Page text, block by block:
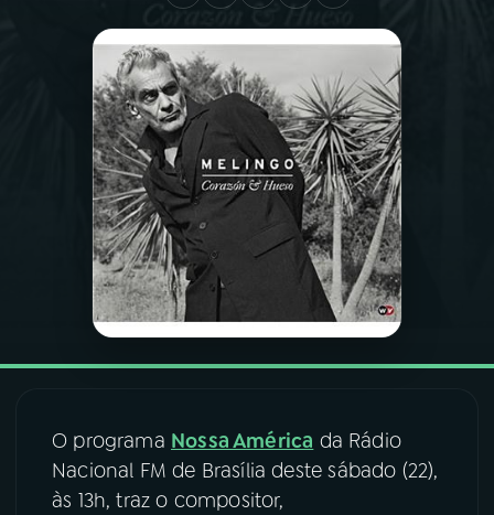
PROGRAMAÇÃO
PROGRAMAS
PODCASTS
VIDEOCASTS
07ÚLTIMAS
08 FESTIVAL DE MÚSICA
ACOMPANHE A RÁDIO NACIONAL
O programa Nossa América da Rádio
Nacional FM de Brasília deste sábado (22),
às 13h, traz o compositor,